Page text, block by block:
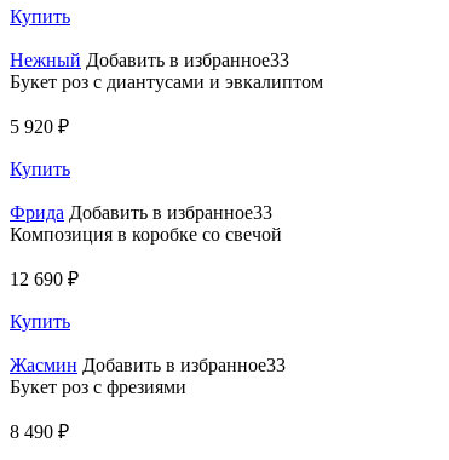
Купить
Нежный Добавить в избранное33
Букет роз с диантусами и эвкалиптом
5 920 ₽
Купить
Фрида Добавить в избранное33
Композиция в коробке со свечой
12 690 ₽
Купить
Жасмин Добавить в избранное33
Букет роз с фрезиями
8 490 ₽